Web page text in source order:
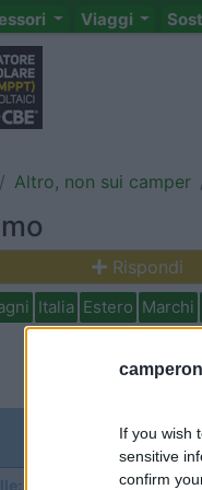
If you wish
sensitive
confirm
Viaggi
Altro, non sui camper
Rispondi
Italia Estero Marchi